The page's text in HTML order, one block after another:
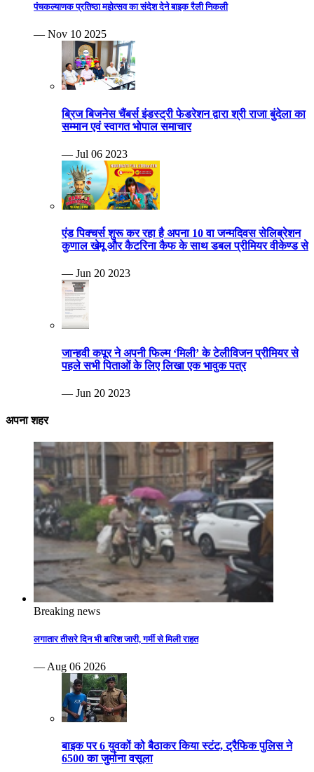
पंचकल्याणक प्रतिष्ठा महोत्सव का संदेश देने बाइक रैली निकली
— Nov 10 2025
ब्रिज बिजनेस चैंबर्स इंडस्ट्री फेडरेशन द्वारा श्री राजा बुंदेला का
सम्मान एवं स्वागत भोपाल समाचार
— Jul 06 2023
एंड पिक्चर्स शुरू कर रहा है अपना 10 वा जन्मदिवस सेलिब्रेशन
कुणाल खेमू और कैटरिना कैफ के साथ डबल प्रीमियर वीकेण्ड से
— Jun 20 2023
जान्हवी कपूर ने अपनी फिल्म ‘मिली’ के टेलीविजन प्रीमियर से
पहले सभी पिताओं के लिए लिखा एक भावुक पत्र
— Jun 20 2023
अपना शहर
Breaking news
लगातार तीसरे दिन भी बारिश जारी, गर्मी से मिली राहत
— Aug 06 2026
बाइक पर 6 युवकों को बैठाकर किया स्टंट, ट्रैफिक पुलिस ने
6500 का जुर्माना वसूला